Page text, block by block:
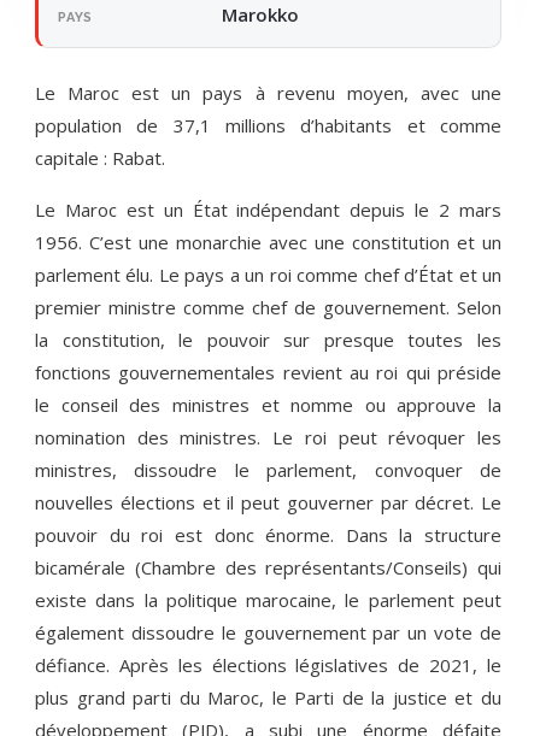
PAYS Marokko
Le Maroc est un pays à revenu moyen, avec une
population de 37,1 millions d’habitants et comme
capitale : Rabat.
Le Maroc est un État indépendant depuis le 2 mars
1956. C’est une monarchie avec une constitution et un
parlement élu. Le pays a un roi comme chef d’État et un
premier ministre comme chef de gouvernement. Selon
la constitution, le pouvoir sur presque toutes les
fonctions gouvernementales revient au roi qui préside
le conseil des ministres et nomme ou approuve la
nomination des ministres. Le roi peut révoquer les
ministres, dissoudre le parlement, convoquer de
nouvelles élections et il peut gouverner par décret. Le
pouvoir du roi est donc énorme. Dans la structure
bicamérale (Chambre des représentants/Conseils) qui
existe dans la politique marocaine, le parlement peut
également dissoudre le gouvernement par un vote de
défiance. Après les élections législatives de 2021, le
plus grand parti du Maroc, le Parti de la justice et du
développement (PJD), a subi une énorme défaite